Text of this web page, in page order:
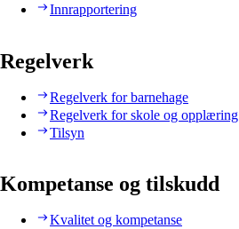
Innrapportering
Regelverk
Regelverk for barnehage
Regelverk for skole og opplæring
Tilsyn
Kompetanse og tilskudd
Kvalitet og kompetanse